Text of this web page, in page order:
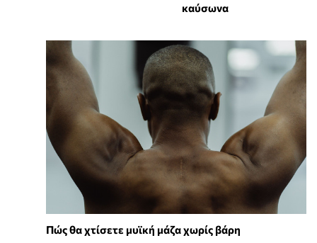
καύσωνα
Πώς θα χτίσετε μυϊκή μάζα χωρίς βάρη